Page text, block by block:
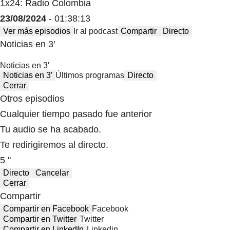
1x24: Radio Colombia
23/08/2024 - 01:38:13
Ver más episodios Ir al podcast Compartir Directo
Noticias en 3′
Noticias en 3′
Noticias en 3′ Últimos programas Directo
Cerrar
Otros episodios
Cualquier tiempo pasado fue anterior
Tu audio se ha acabado.
Te redirigiremos al directo.
5 "
Directo
Cancelar
Cerrar
Compartir
Compartir en Facebook Facebook
Compartir en Twitter Twitter